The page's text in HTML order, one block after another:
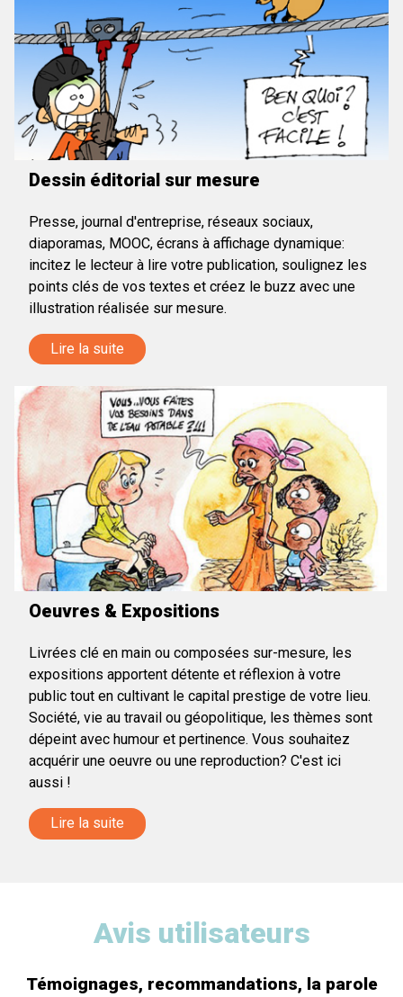
Dessin éditorial sur mesure
Presse, journal d'entreprise, réseaux sociaux,
diaporamas, MOOC, écrans à affichage dynamique:
incitez le lecteur à lire votre publication, soulignez les
points clés de vos textes et créez le buzz avec une
illustration réalisée sur mesure.
Lire la suite
Oeuvres & Expositions
Livrées clé en main ou composées sur-mesure, les
expositions apportent détente et réflexion à votre
public tout en cultivant le capital prestige de votre lieu.
Société, vie au travail ou géopolitique, les thèmes sont
dépeint avec humour et pertinence. Vous souhaitez
acquérir une oeuvre ou une reproduction? C'est ici
aussi !
Lire la suite
Avis utilisateurs
Témoignages, recommandations, la parole